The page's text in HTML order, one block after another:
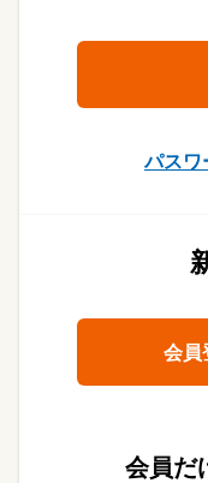
パスワ
会員
会員だ